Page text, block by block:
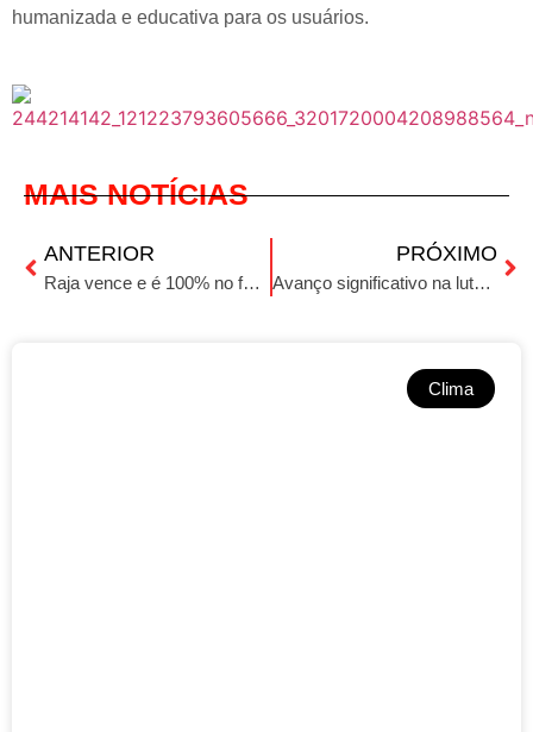
humanizada e educativa para os usuários.
MAIS NOTÍCIAS
ANTERIOR
Raja vence e é 100% no futsal Ibirubense
PRÓXIMO
Avanço significativo na luta contra a AIDS com novo medicamento antirretroviral
Clima